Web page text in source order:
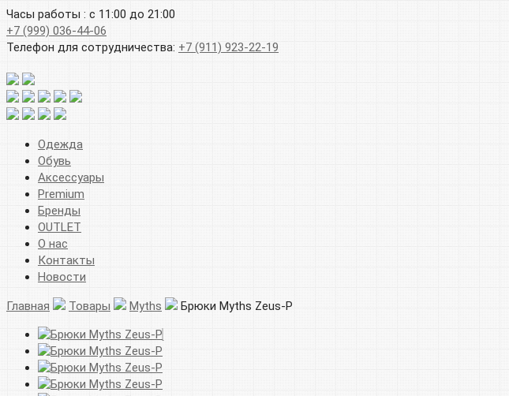
Часы работы : с 11:00 до 21:00
+7 (999) 036-44-06
Телефон для сотрудничества: +7 (911) 923-22-19
Одежда
Обувь
Аксессуары
Premium
Бренды
OUTLET
О нас
Контакты
Новости
Главная Товары Myths Брюки Myths Zeus-P